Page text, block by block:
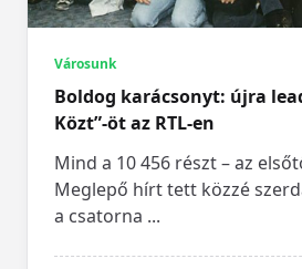
Városunk
Boldog karácsonyt: újra
Közt”-öt az RTL-en
Mind a 10 456 részt – az
Meglepő hírt tett közzé
a csatorna ...